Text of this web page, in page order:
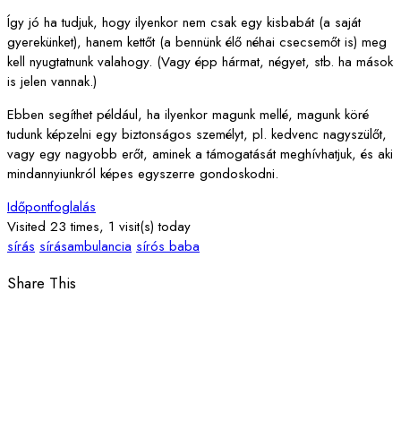
Így jó ha tudjuk, hogy ilyenkor nem csak egy kisbabát (a saját
gyerekünket), hanem kettőt (a bennünk élő néhai csecsemőt is) meg
kell nyugtatnunk valahogy. (Vagy épp hármat, négyet, stb. ha mások
is jelen vannak.)
Ebben segíthet például, ha ilyenkor magunk mellé, magunk köré
tudunk képzelni egy biztonságos személyt, pl. kedvenc nagyszülőt,
vagy egy nagyobb erőt, aminek a támogatását meghívhatjuk, és aki
mindannyiunkról képes egyszerre gondoskodni.
Időpontfoglalás
Visited 23 times, 1 visit(s) today
sírás sírásambulancia sírós baba
Share This